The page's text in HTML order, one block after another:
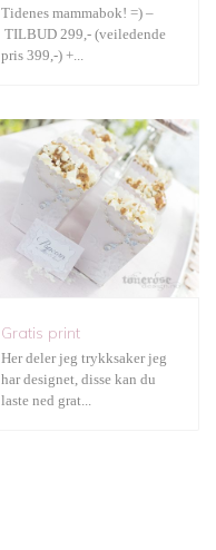
Tidenes mammabok! =) –
TILBUD 299,- (veiledende
pris 399,-) +...
Gratis print
Her deler jeg trykksaker jeg
har designet, disse kan du
laste ned grat...